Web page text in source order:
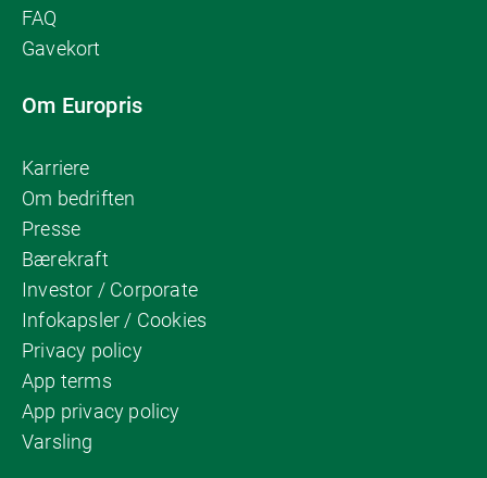
FAQ
Gavekort
Om Europris
Karriere
Om bedriften
Presse
Bærekraft
Investor / Corporate
Infokapsler / Cookies
Privacy policy
App terms
App privacy policy
Varsling